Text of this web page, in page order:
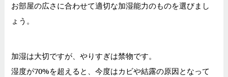
お部屋の広さに合わせて適切な加湿能力のものを選びまし
ょう。
加湿は大切ですが、やりすぎは禁物です。
湿度が70%を超えると、今度はカビや結露の原因となって